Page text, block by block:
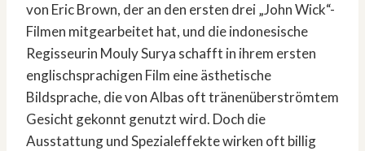
von Eric Brown, der an den ersten drei „John Wick“-
Filmen mitgearbeitet hat, und die indonesische
Regisseurin Mouly Surya schafft in ihrem ersten
englischsprachigen Film eine ästhetische
Bildsprache, die von Albas oft tränenüberströmtem
Gesicht gekonnt genutzt wird. Doch die
Ausstattung und Spezialeffekte wirken oft billig